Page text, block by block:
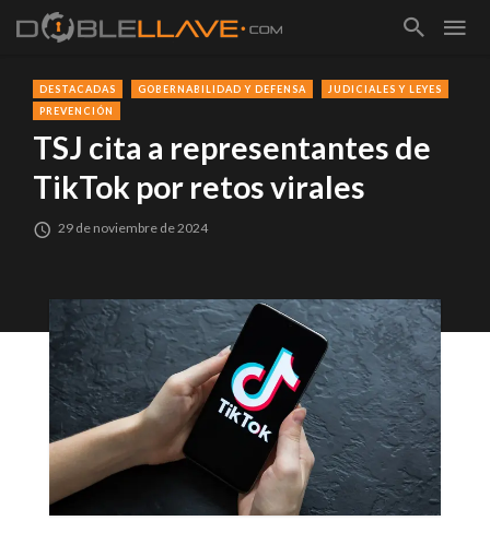
DESTACADAS GOBERNABILIDAD Y DEFENSA
JUDICIALES Y LEYES
PREVENCIÓN
TSJ cita a representantes de
TikTok por retos virales
29 de noviembre de 2024